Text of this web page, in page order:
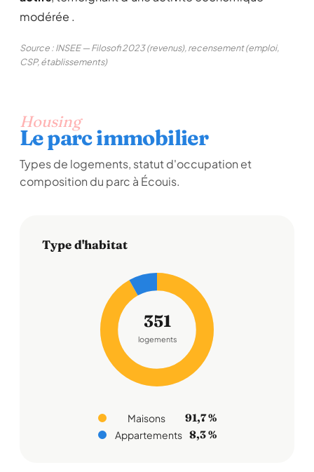
modérée .
Source : INSEE — Filosofi 2023 (revenus), recensement (emploi,
CSP, établissements)
Housing
Le parc immobilier
Types de logements, statut d'occupation et
composition du parc à Écouis.
Type d'habitat
351
logements
Maisons 91,7 %
Appartements 8,3 %